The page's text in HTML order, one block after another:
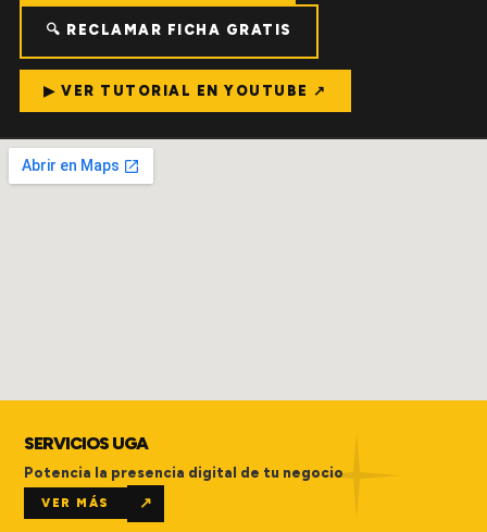
🔍 RECLAMAR FICHA GRATIS
▶ VER TUTORIAL EN YOUTUBE ↗
SERVICIOS UGA
Potencia la presencia digital de tu negocio
VER MÁS ↗